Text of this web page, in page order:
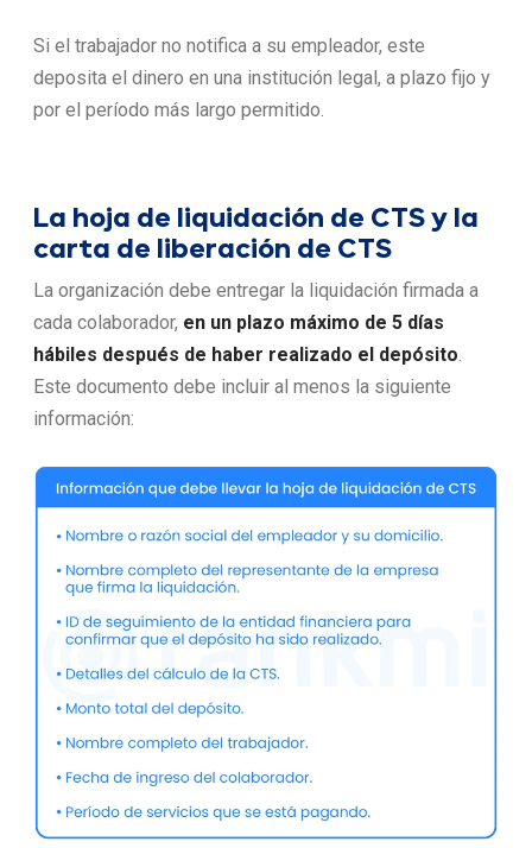
Si el trabajador no notifica a su empleador, este
deposita el dinero en una institución legal, a plazo fijo y
por el período más largo permitido.
La hoja de liquidación de CTS y la
carta de liberación de CTS
La organización debe entregar la liquidación firmada a
cada colaborador, en un plazo máximo de 5 días
hábiles después de haber realizado el depósito.
Este documento debe incluir al menos la siguiente
información: